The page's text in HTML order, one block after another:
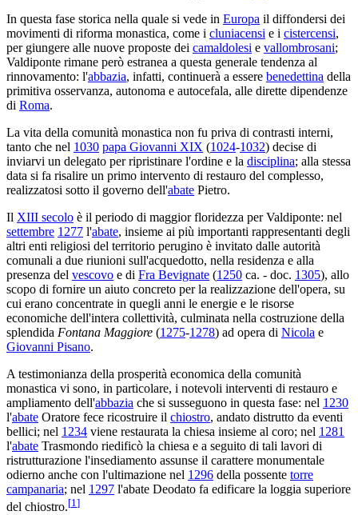
In questa fase storica nella quale si vede in Europa il diffondersi dei
movimenti di riforma monastica, come i cluniacensi e i cistercensi,
per giungere alle nuove proposte dei camaldolesi e vallombrosani;
Valdiponte rimane però estranea a questa generale tendenza al
rinnovamento: l'abbazia, infatti, continuerà a essere benedettina della
primitiva osservanza, autonoma e autocefala, alle dirette dipendenze
di Roma.
La vita della comunità monastica non fu priva di contrasti interni,
tanto che nel 1030 papa Giovanni XIX (1024-1032) decise di
inviarvi un delegato per ripristinare l'ordine e la disciplina; alla stessa
data si fa risalire un primo intervento di restauro del complesso,
realizzatosi sotto il governo dell'abate Pietro.
Il XIII secolo è il periodo di maggior floridezza per Valdiponte: nel
settembre 1277 l'abate, insieme ai più importanti rappresentanti degli
altri enti religiosi del territorio perugino è invitato dalle autorità
comunali a due riunioni sull'acquedotto, nella residenza e alla
presenza del vescovo e di Fra Bevignate (1250 ca. - doc. 1305), allo
scopo di fornire un aiuto concreto per la realizzazione dell'opera, su
cui erano concentrate in quegli anni le energie e le risorse
economiche dell'intera collettività, culminata nella costruzione della
splendida Fontana Maggiore (1275-1278) ad opera di Nicola e
Giovanni Pisano.
A testimonianza della prosperità economica della comunità
monastica vi sono, in particolare, i notevoli interventi di restauro e
ampliamento dell'abbazia che si susseguono in questa fase: nel 1230
l'abate Oratore fece ricostruire il chiostro, andato distrutto da eventi
bellici; nel 1234 viene restaurata la chiesa insieme al coro; nel 1281
l'abate Trasmondo riedificò la chiesa e a seguito di tali lavori di
ristrutturazione l'insediamento assunse il carattere monumentale
odierno anche con l'ultimazione nel 1296 della possente torre
campanaria; nel 1297 l'abate Deodato fa edificare la loggia superiore
del chiostro.[1]